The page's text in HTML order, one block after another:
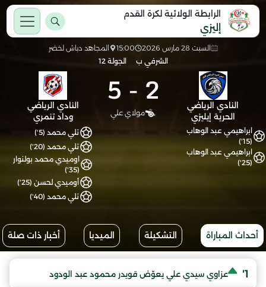
الرابطة الولائية لكرة القدم
إليزي
السبت 28 مارس 2026 15:00
المجاهد دباش لخضر
الشرفي ب
الجولة 12
النادي الرياضي
الحرية إيليزي
2
-
5
مولاي علي
النادي الرياضي
وداد تنمري
ابراهيمي عبد الوهاب
(15')
ابراهيمي عبد الوهاب
(25')
تلي محمد (5')
تلي محمد (20')
اوميدي محمد بولنوار
(35')
أوميدي لحسن (25')
تلي محمد (40')
أحداث المباراة التشكيلة الميديا أخبار ذات صلة
1' عزاوي سيدي علي يعوّض قويدر محمود عبد الودود